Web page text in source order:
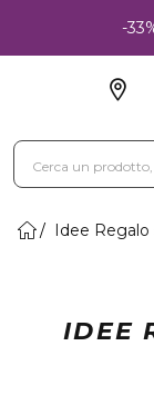
-
Idee
IDEE